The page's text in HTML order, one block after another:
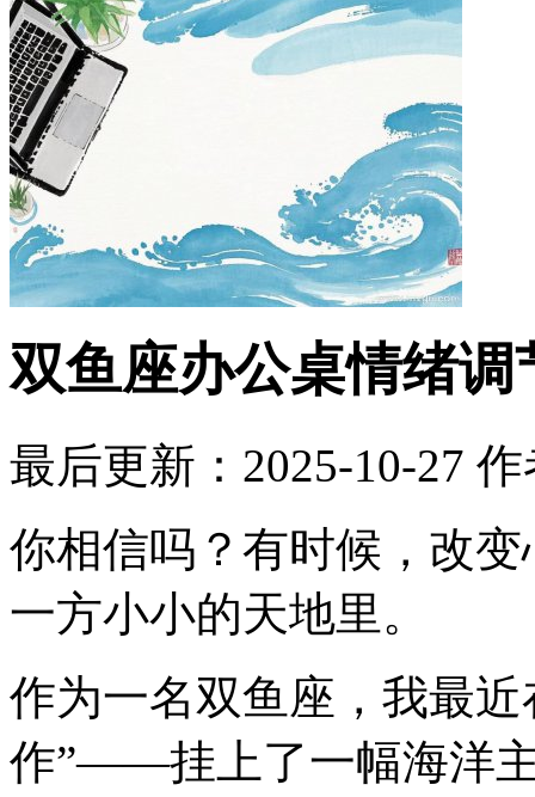
双鱼座办公桌情绪
最后更新：2025-10-27 作
你相信吗？有时候，改
一方小小的天地里。
作为一名双鱼座，我最
作”——挂上了一幅海洋